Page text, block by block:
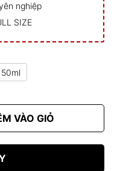
nghiệp
SIZE
VÀO GIỎ